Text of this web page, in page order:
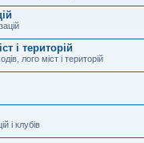
і територій
лого міст і територій
і клубів